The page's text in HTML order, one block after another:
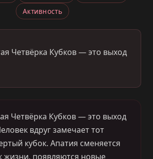
Активность
Четвёрка Кубков — это выход
Четвёрка Кубков — это выход
вдруг замечает тот
кубок. Апатия сменяется
жизни, появляются новые